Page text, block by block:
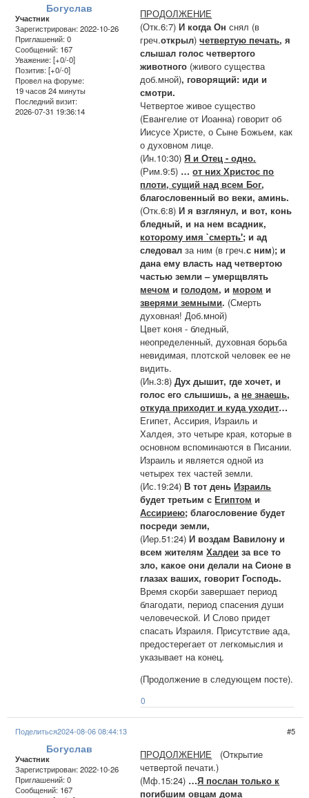
Богуслав
Участник
Зарегистрирован: 2022-10-26
Приглашений:0
Сообщений: 167
Уважение: [+0/-0]
Позитив: [+0/-0]
Провел на форуме:
19 часов 24 минуты
Последний визит:
2026-07-31 19:36:14
ПРОДОЛЖЕНИЕ
(Отк.6:7)И когда Он снял (в
греч.открыл)четвертую печать, я
слышал голос четвертого
животного (живого существа
доб.мной), говорящий: иди и
смотри.
Четвертое живое существо
(Евангелие от Иоанна) говорит об
Иисусе Христе, о Сыне Божьем, как
о духовном лице.
(Ин.10:30)Я и Отец - одно.
(Рим.9:5) …от них Христос по
плоти, сущий над всем Бог,
благословенный во веки, аминь.
(Отк.6:8)И я взглянул, и вот, конь
бледный, и на нем всадник,
которому имя `смерть'; и ад
следовал за ним (в греч.с ним); и
дана ему власть над четвертою
частью земли – умерщвлять
мечом и голодом, и мором и
зверями земными. (Смерть
духовная! Доб.мной)
Цвет коня - бледный,
неопределенный, духовная борьба
невидимая, плотской человек ее не
видить.
(Ин.3:8)Дух дышит, где хочет, и
голос его слышишь, а не знаешь,
откуда приходит и куда уходит…
Египет, Ассирия, Израиль и
Халдея, это четыре края, которые в
основном вспоминаются в Писании.
Израиль и является одной из
четырех тех частей земли.
(Ис.19:24)В тот деньИзраиль
будет третьим сЕгиптом и
Ассириею; благословение будет
посреди земли,
(Иер.51:24)И воздам Вавилону и
всем жителямХалдеи за все то
зло, какое они делали на Сионе в
глазах ваших, говорит Господь.
Время скорби завершает период
благодати, период спасения души
человеческой. И Слово придет
спасать Израиля. Присутствие ада,
предостерегает от легкомыслия и
указывает на конец.
(Продолжение в следующем посте).
0
Поделиться 5
2024-08-06 08:44:13
Богуслав
Участник
Зарегистрирован: 2022-10-26
Приглашений:0
Сообщений: 167
ПРОДОЛЖЕНИЕ (Открытие
четвертой печати.)
(Мф.15:24) …Я послан только к
погибшим овцам дома